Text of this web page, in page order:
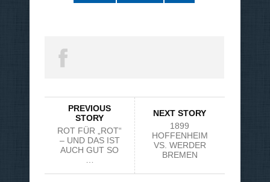
PREVIOUS
STORY
ROT FÜR „ROT“
– UND DAS IST
AUCH GUT SO
NEXT STORY
1899
HOFFENHEIM
VS. WERDER
BREMEN